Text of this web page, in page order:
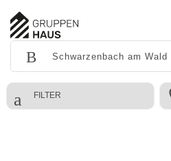
FILTER